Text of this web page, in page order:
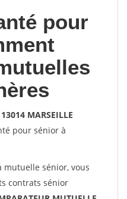
pour
MARSEILLE
pour sénior à
sénior, vous
contrats sénior